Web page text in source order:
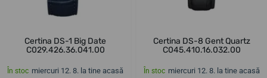
Certina DS-1 Big Date
C029.426.36.041.00
În stoc miercuri 12. 8. la tine acasă
Certina DS-8 Gent Quartz
C045.410.16.032.00
În stoc miercuri 12. 8. la tine acasă